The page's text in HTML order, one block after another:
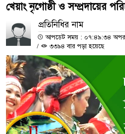
খেয়াং নৃগোষ্ঠী ও সম্প্রদায়ের
প্রতিনিধির নাম
আপডেট সময় : ০৭:৪৯:৩৪
/
৩৩৯৪ বার পড়া হয়েছে